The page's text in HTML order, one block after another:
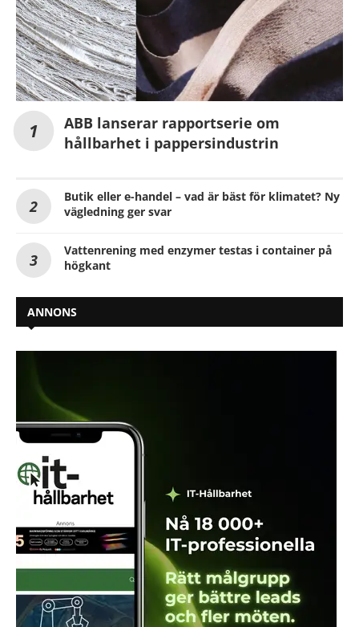
ABB lanserar rapportserie om
hållbarhet i pappersindustrin
Butik eller e-handel – vad är bäst för klimatet? Ny
vägledning ger svar
Vattenrening med enzymer testas i container på
högkant
ANNONS